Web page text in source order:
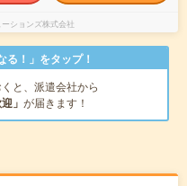
ションズ株式会社
！」をタップ！
と、派遣会社から
」 が届きます！